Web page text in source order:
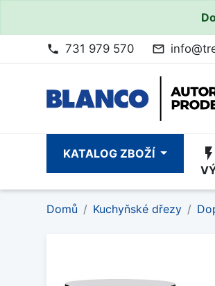
phone 731 979 570 mail_outline
KATALOG ZBOŽÍ flash_on
Domů Kuchyňské dřezy